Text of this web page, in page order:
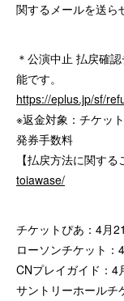
関するメールを送ら
＊公演中止 払戻確
能です。
https://eplus.jp/sf/
※返金対象：チケッ
発券手数料
【払戻方法に関する
toiawase/
チケットぴあ：4月
ローソンチケット
CNプレイガイド：
サントリーホールチ